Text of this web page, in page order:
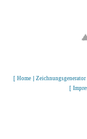
[ Home| Zeichnungsgenerator
[